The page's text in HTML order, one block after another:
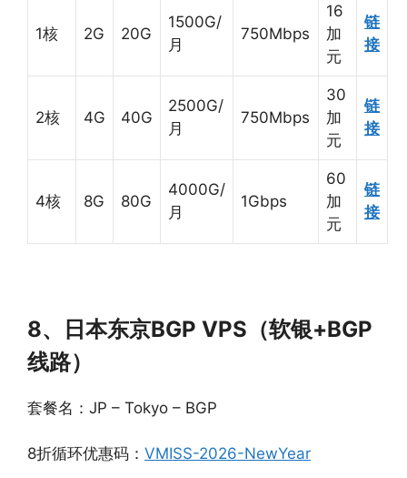
1核 2G 20G
1500G/
月
750Mbps
16
加
元
链
接
2核 4G 40G
2500G/
月
750Mbps
30
加
元
链
接
4核 8G 80G
4000G/
月
1Gbps
60
加
元
链
接
8、日本东京BGP VPS（软银+BGP
线路）
套餐名：JP – Tokyo – BGP
8折循环优惠码： VMISS-2026-NewYear